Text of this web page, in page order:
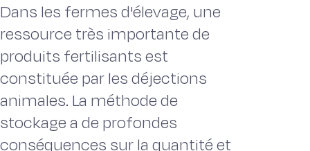
Dans les fermes d'élevage, une
ressource très importante de
produits fertilisants est
constituée par les déjections
animales. La méthode de
stockage a de profondes
conséquences sur la quantité et